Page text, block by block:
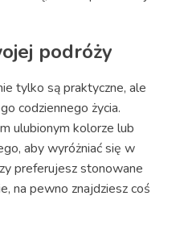
podróży
tylko są praktyczne, ale
codziennego życia.
ulubionym kolorze lub
aby wyróżniać się w
preferujesz stonowane
na pewno znajdziesz coś